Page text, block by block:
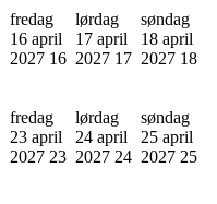
fredag
16 april
2027 16
lørdag
17 april
2027 17
søndag
18 april
2027 18
fredag
23 april
2027 23
lørdag
24 april
2027 24
søndag
25 april
2027 25